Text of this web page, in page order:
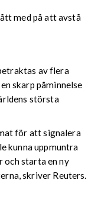
med på att avstå
av flera
skarp påminnelse
största
för att signalera
kunna uppmuntra
och starta en ny
skriver Reuters.